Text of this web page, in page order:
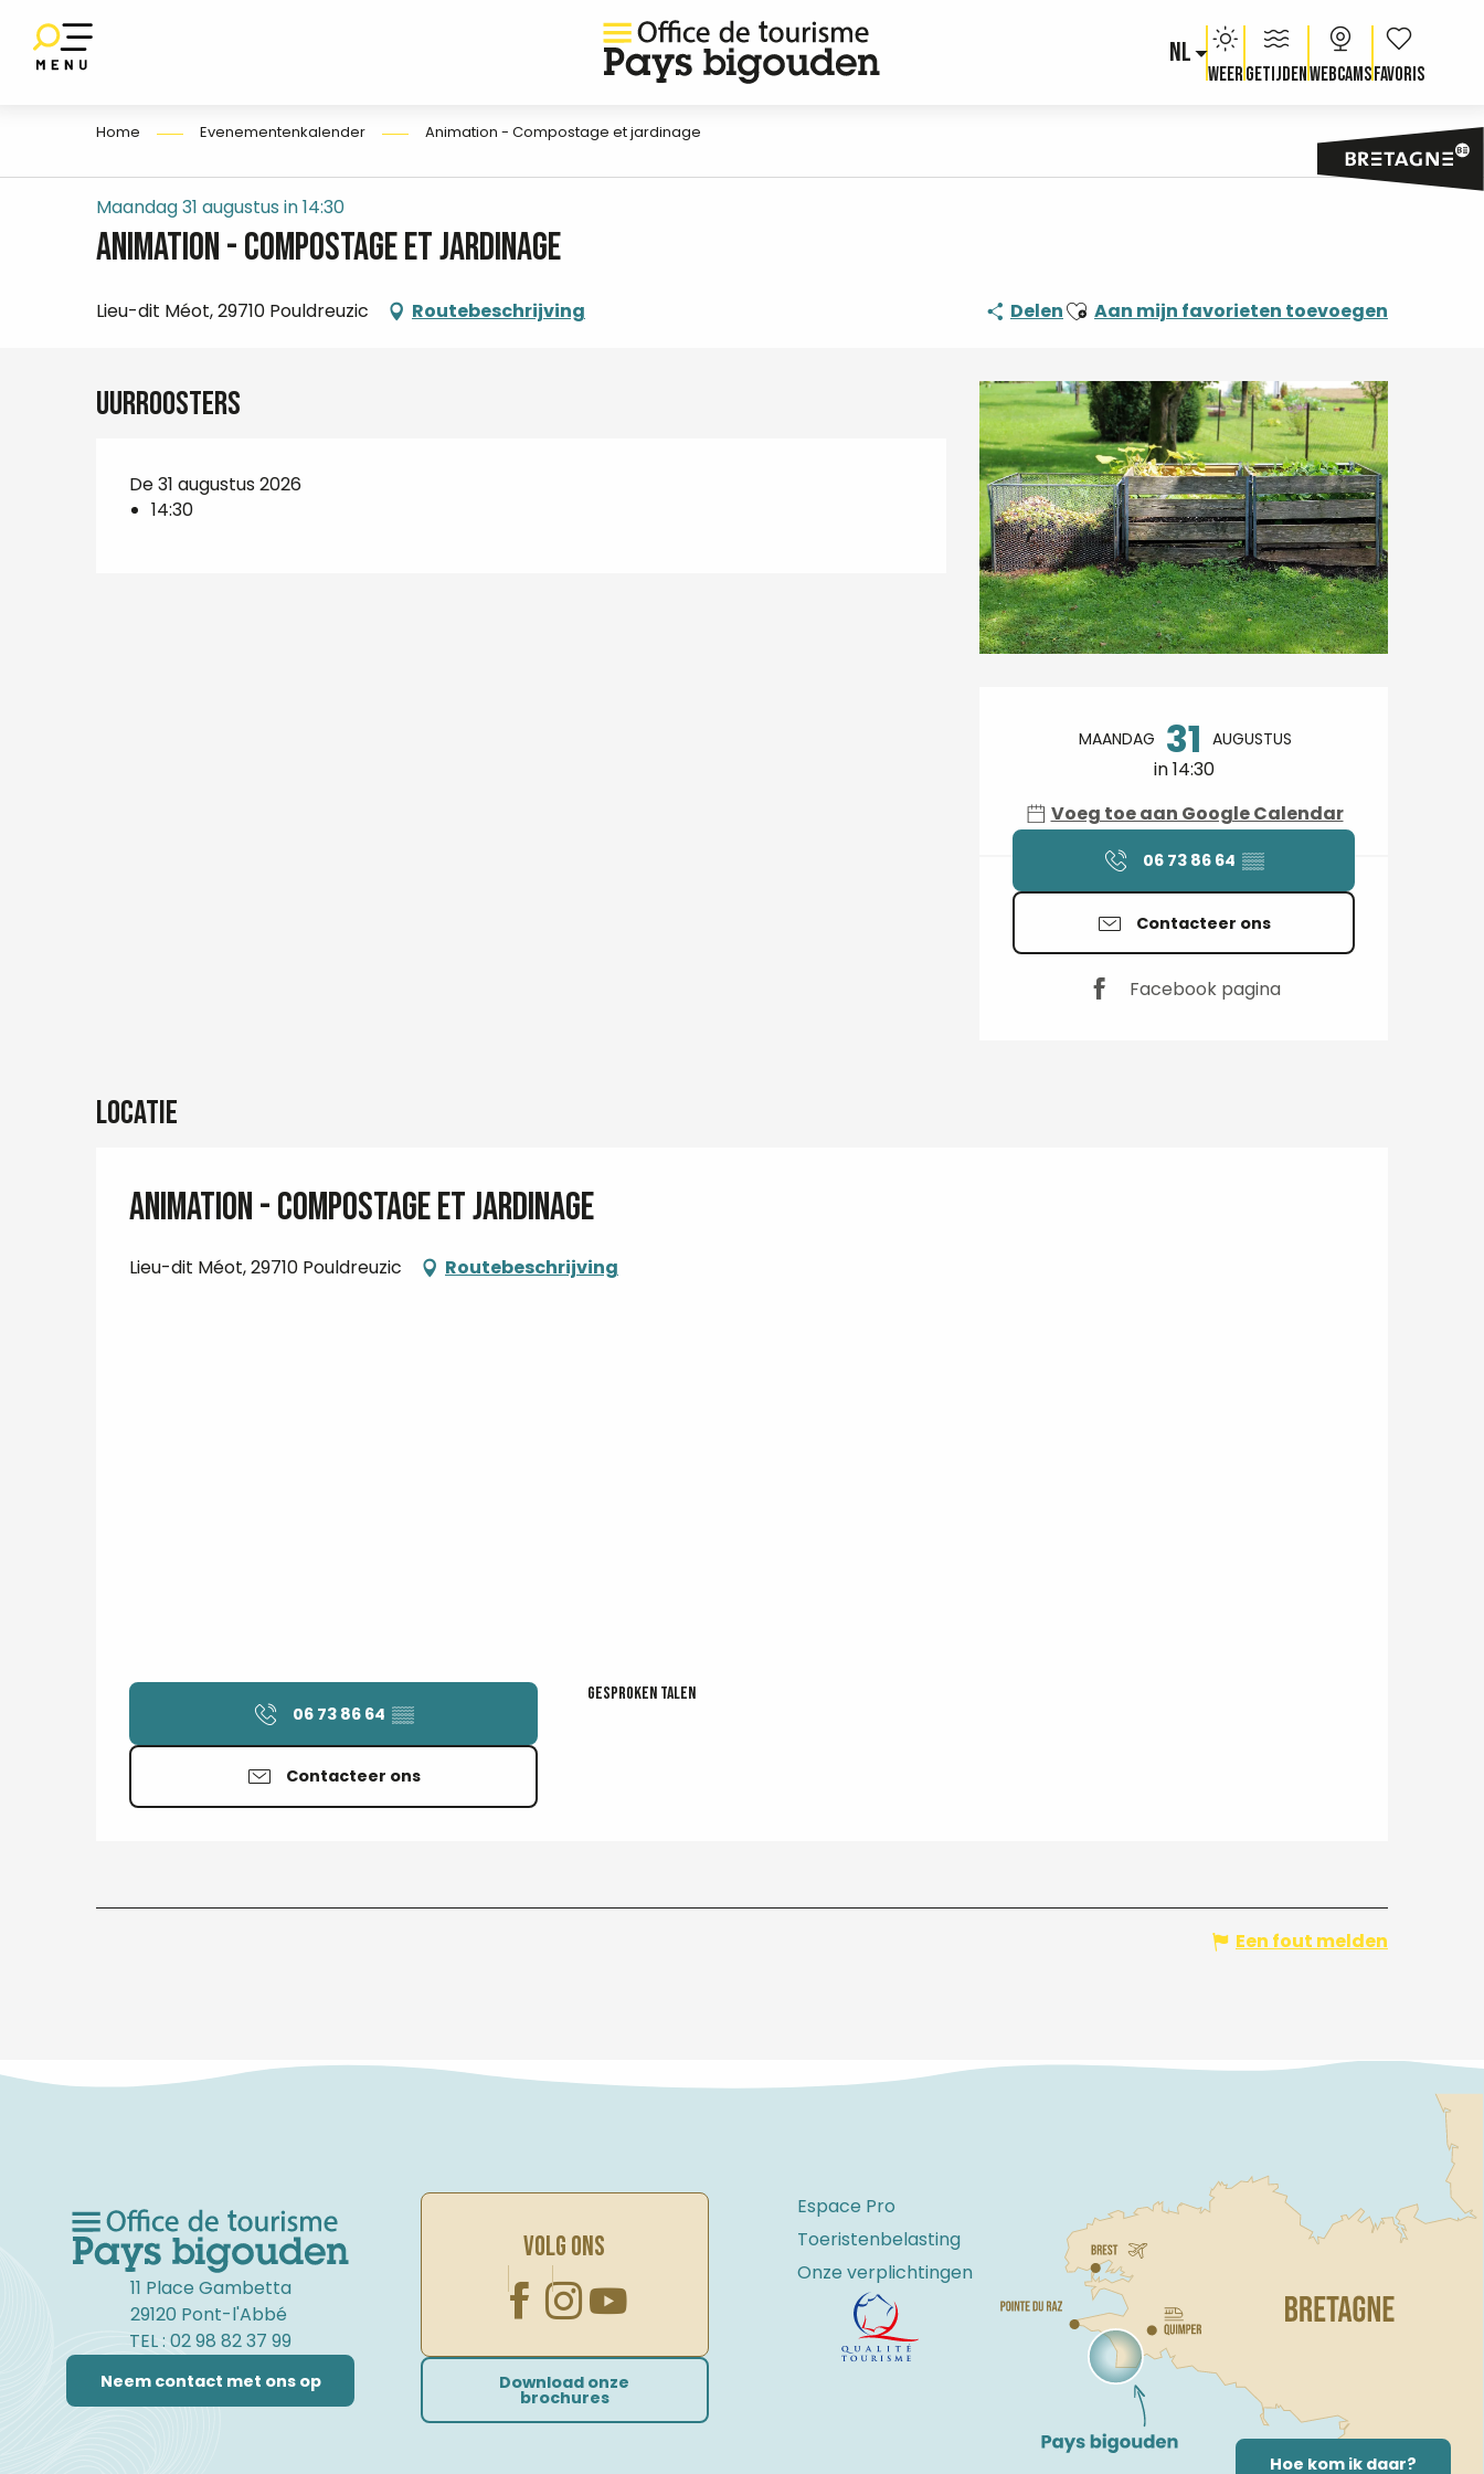
contenu
NL
WeerGetijdenWebcams Voir les
Home Evenementenkalender Animation - Compostage et jardinage
Maandag 31 augustus in 14:30
Animation - Compostage et jardinage
Lieu-dit Méot, 29710 Pouldreuzic Routebeschrijving DelenAjouter aux favoris
Aan mijn favorieten toevoegen
Openingstijden en
MAANDAG 31 AUGUSTUS
in 14:30
Voeg toe aan Google Calendar
06 73 86 64 ▒▒
Contacteer ons
Facebook pagina
Uurroosters
De 31 augustus 2026
14:30
Locatie
Animation - Compostage et jardinage
Lieu-dit Méot, 29710 Pouldreuzic Routebeschrijving
06 73 86 64 ▒▒
Contacteer ons
Gesproken talen
Gesproken talen
Een fout melden
11 Place Gambetta
29120 Pont-l'Abbé
TEL : 02 98 82 37 99
Neem contact met ons op
VOLG ONS
Download onze
brochures
Espace Pro
Toeristenbelasting
Onze verplichtingen
Hoe kom ik daar?